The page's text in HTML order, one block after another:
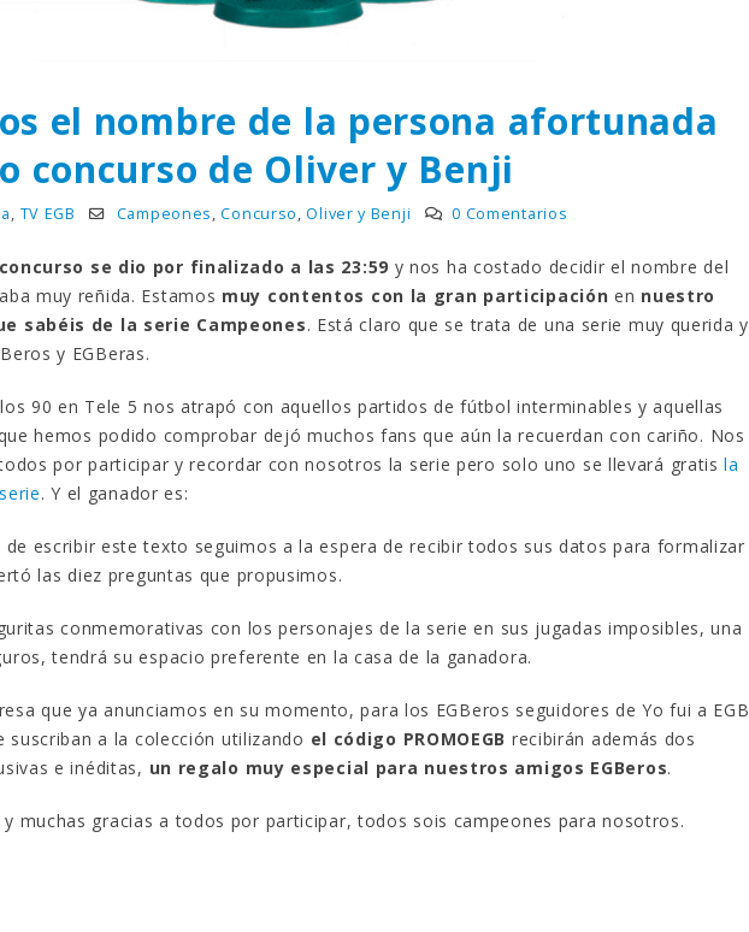
el nombre de la persona afortunada
concurso de Oliver y Benji
, TV EGB Campeones,Concurso,Oliver y Benji 0 Comentarios
se dio por finalizado a las 23:59 y nos ha costado decidir el nombre del
muy reñida. Estamos muy contentos con la gran participación en nuestro
sabéis de la serie Campeones. Está claro que se trata de una serie muy querida y
y EGBeras.
90 en Tele 5 nos atrapó con aquellos partidos de fútbol interminables y aquellas
hemos podido comprobar dejó muchos fans que aún la recuerdan con cariño. Nos
por participar y recordar con nosotros la serie pero solo uno se llevará gratisla
. Y el ganador es:
escribir este texto seguimos a la espera de recibir todos sus datos para formalizar
las diez preguntas que propusimos.
conmemorativas con los personajes de la serie en sus jugadas imposibles, una
tendrá su espacio preferente en la casa de la ganadora.
que ya anunciamos en su momento, para los EGBeros seguidores de Yo fui a EGB
a la colección utilizando el código PROMOEGB recibirán además dos
e inéditas, un regalo muy especial para nuestros amigos EGBeros.
y muchas gracias a todos por participar, todos sois campeones para nosotros.
Yo
reto o
estas
se
Gana una de las cuatro
unidades de PLAYMOBIL
18 noviembre, 2022
FlixOlé nos divierte con su
colección de comedias de
los 80 y 90 y regalamos
18 noviembre, 2022
Llega el nuevo juego de
y atrevidas pruebas
17 noviembre, 2022
respondiendo correctamente estas
15 diciembre, 2022
Prime Video estrena
desaparecieron
2 diciembre, 2022